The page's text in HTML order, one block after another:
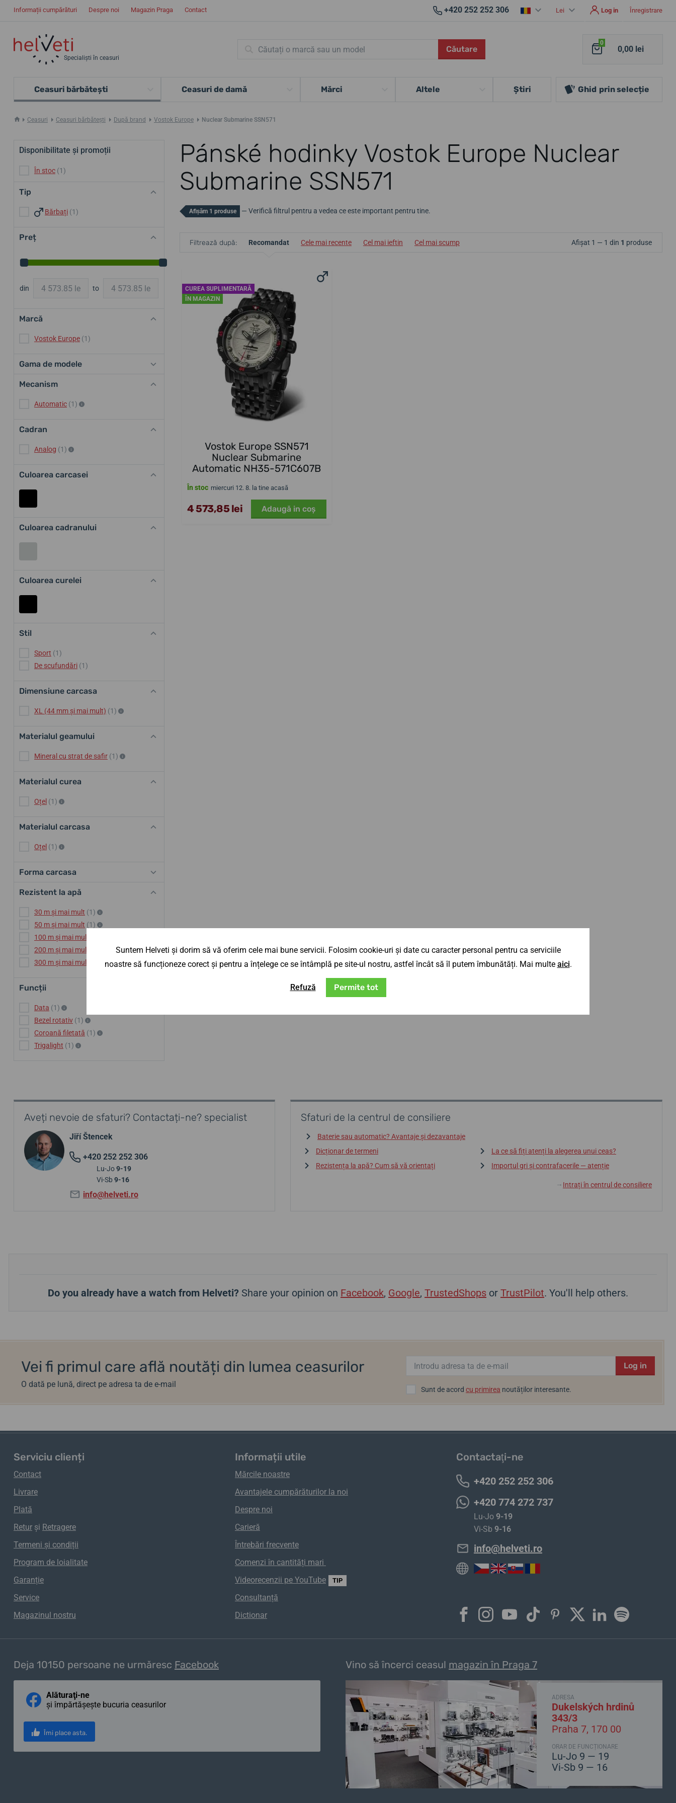
Informații cumpărături Despre noi Magazin Praga Contact +420 252 252 306 Lei Log in Înregistrare
Specialiști în ceasuri
Căutare
0
0,00 lei
Ceasuri bărbătești Ceasuri de damă Mărci Altele Ştiri Ghid prin selecție
Ceasuri Ceasuri bărbătești După brand Vostok Europe Nuclear Submarine SSN571
Pánské hodinky Vostok Europe Nuclear
Submarine SSN571
Disponibilitate și promoții
În stoc (1)
Tip
Bărbați (1)
Preț
din to
Marcă
Vostok Europe (1)
Gama de modele
Mecanism
Automatic (1)
Cadran
Analog (1)
Culoarea carcasei
Culoarea cadranului
Culoarea curelei
Stil
Sport (1)
De scufundări (1)
Dimensiune carcasa
XL (44 mm și mai mult) (1)
Materialul geamului
Mineral cu strat de safir (1)
Materialul curea
Oțel (1)
Materialul carcasa
Oțel (1)
Forma carcasa
Rezistent la apă
30 m și mai mult (1)
50 m și mai mult (1)
100 m și mai mult
200 m și mai mult
300 m și mai mult
Funcții
Data (1)
Bezel rotativ (1)
Coroană filetată (1)
Trigalight (1)
Afișăm 1 produse — Verifică filtrul pentru a vedea ce este important pentru tine.
Filtrează după: Recomandat Cele mai recente Cel mai ieftin Cel mai scump Afișat 1 — 1 din 1 produse
CUREA SUPLIMENTARĂ
ÎN MAGAZIN
Vostok Europe SSN571
Nuclear Submarine
Automatic NH35-571C607B
În stoc miercuri 12. 8. la tine acasă
4 573,85 lei Adaugă in coş
Aveți nevoie de sfaturi? Contactați-ne? specialist
Jiří Štencek
+420 252 252 306
Lu-Jo9-19
Vi-Sb 9-16
info@helveti.ro
Sfaturi de la centrul de consiliere
Baterie sau automatic? Avantaje și dezavantaje
Dicționar de termeni
La ce să fiți atenți la alegerea unui ceas?
Rezistența la apă? Cum să vă orientați
Importul gri și contrafacerile — atenție
↓ Intrați în centrul de consiliere
Do you already have a watch from Helveti? Share your opinion on Facebook, Google, TrustedShops or TrustPilot. You'll help others.
Vei fi primul care află noutăți din lumea ceasurilor
O dată pe lună, direct pe adresa ta de e-mail
Log in
Sunt de acord cu primirea noutăților interesante.
Serviciu clienți
Contact
Livrare
Plată
Retur și Retragere
Termeni și condiții
Program de loialitate
Garanție
Service
Magazinul nostru
Informații utile
Mărcile noastre
Avantajele cumpărăturilor la noi
Despre noi
Carieră
Întrebări frecvente
Comenzi în cantități mari
Videorecenzii pe YouTube
TIP
Consultanță
Dictionar
Contactaţi-ne
+420 252 252 306
+420 774 272 737
Lu-Jo 9-19
Vi-Sb 9-16
info@helveti.ro
Deja 10150 persoane ne urmăresc Facebook
Alăturaţi-ne
și împărtășește bucuria ceasurilor
Îmi place asta.
Vino să încerci ceasul magazin în Praga 7
ADRESA
Dukelských hrdinů
343/3
Praha 7, 170 00
ORAR DE FUNCȚIONARE
Lu-Jo 9 — 19
Vi-Sb 9 — 16
Suntem Helveti și dorim să vă oferim cele mai bune servicii. Folosim cookie-uri și date cu caracter personal pentru ca serviciile
noastre să funcționeze corect și pentru a înțelege ce se întâmplă pe site-ul nostru, astfel încât să îl putem îmbunătăți. Mai multe aici.
Refuză Permite tot